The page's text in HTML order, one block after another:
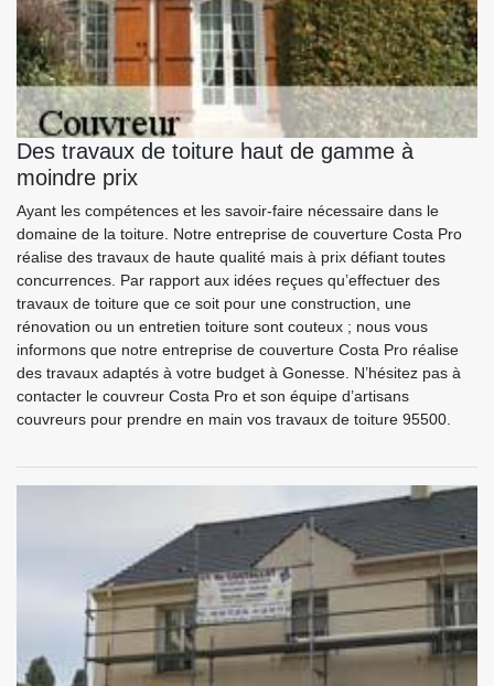
Des travaux de toiture haut de gamme à
moindre prix
Ayant les compétences et les savoir-faire nécessaire dans le
domaine de la toiture. Notre entreprise de couverture Costa Pro
réalise des travaux de haute qualité mais à prix défiant toutes
concurrences. Par rapport aux idées reçues qu’effectuer des
travaux de toiture que ce soit pour une construction, une
rénovation ou un entretien toiture sont couteux ; nous vous
informons que notre entreprise de couverture Costa Pro réalise
des travaux adaptés à votre budget à Gonesse. N’hésitez pas à
contacter le couvreur Costa Pro et son équipe d’artisans
couvreurs pour prendre en main vos travaux de toiture 95500.